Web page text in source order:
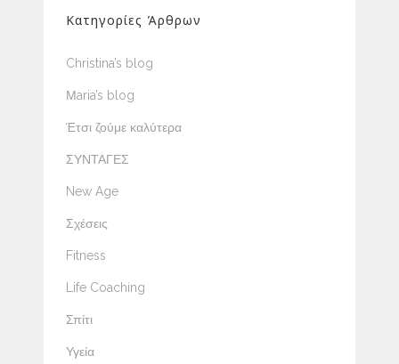
Κατηγορίες Άρθρων
Christina’s blog
Μaria’s blog
Έτσι ζούμε καλύτερα
ΣΥΝΤΑΓΕΣ
New Age
Σχέσεις
Fitness
Life Coaching
Σπίτι
Υγεία